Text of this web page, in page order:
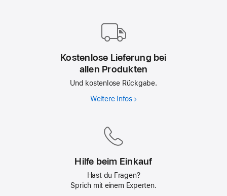
Kostenlose Lieferung bei
allen Produkten
Und kostenlose Rückgabe.
Weitere InfosKostenlose
Hilfe beim Einkauf
Hast du Fragen?
Sprich mit einem Experten.